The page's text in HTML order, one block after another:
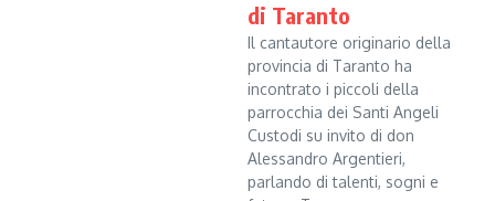
di Taranto
Il cantautore originario della
provincia di Taranto ha
incontrato i piccoli della
parrocchia dei Santi Angeli
Custodi su invito di don
Alessandro Argentieri,
parlando di talenti, sogni e